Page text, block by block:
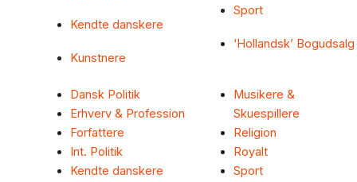
Kendte danskere
Kunstnere
Sport
‘Hollandsk’ Bogudsalg
Dansk Politik
Erhverv & Profession
Forfattere
Int. Politik
Kendte danskere
Musikere &
Skuespillere
Religion
Royalt
Sport